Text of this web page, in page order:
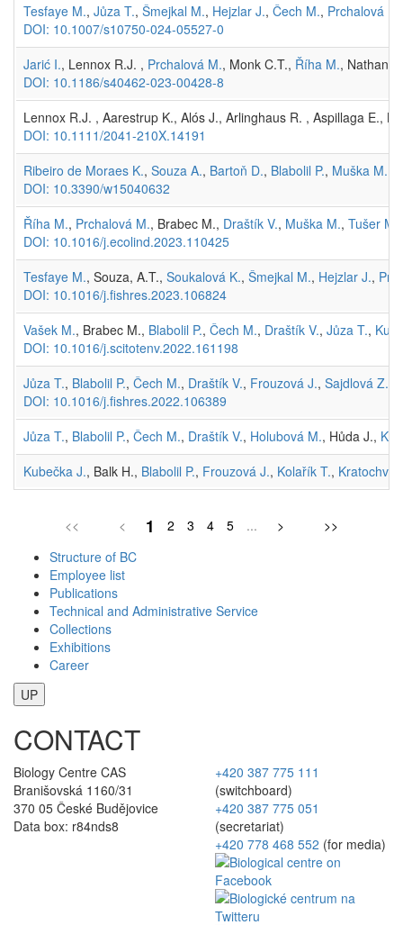
Tesfaye M., Jůza T., Šmejkal M., Hejzlar J., Čech M., Prchalová M.
DOI: 10.1007/s10750-024-05527-0
Jarić I., Lennox R.J. , Prchalová M., Monk C.T., Říha M., Nathan
DOI: 10.1186/s40462-023-00428-8
Lennox R.J. , Aarestrup K., Alós J., Arlinghaus R. , Aspillaga E.,
DOI: 10.1111/2041-210X.14191
Ribeiro de Moraes K., Souza A., Bartoň D., Blabolil P., Muška M.
DOI: 10.3390/w15040632
Říha M., Prchalová M., Brabec M., Draštík V., Muška M., Tušer M.
DOI: 10.1016/j.ecolind.2023.110425
Tesfaye M., Souza, A.T., Soukalová K., Šmejkal M., Hejzlar J.,
DOI: 10.1016/j.fishres.2023.106824
Vašek M., Brabec M., Blabolil P., Čech M., Draštík V., Jůza T.,
DOI: 10.1016/j.scitotenv.2022.161198
Jůza T., Blabolil P., Čech M., Draštík V., Frouzová J., Sajdlová Z.
DOI: 10.1016/j.fishres.2022.106389
Jůza T., Blabolil P., Čech M., Draštík V., Holubová M., Hůda J.,
Kubečka J., Balk H., Blabolil P., Frouzová J., Kolařík T., Kratochvíl
<< < 1 2 3 4 5 ... >
>>
Structure of BC
Employee list
Publications
Technical and Administrative Service
Collections
Exhibitions
Career
UP
CONTACT
Biology Centre CAS
Branišovská 1160/31
370 05 České Budějovice
Data box: r84nds8
+420 387 775 111
(switchboard)
+420 387 775 051
(secretariat)
+420 778 468 552 (for media)